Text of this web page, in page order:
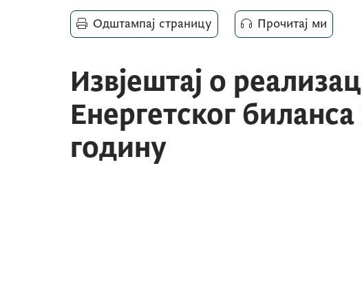
Одштампај страницу Прочитај ми
Извјештај о
Енергетског
годину